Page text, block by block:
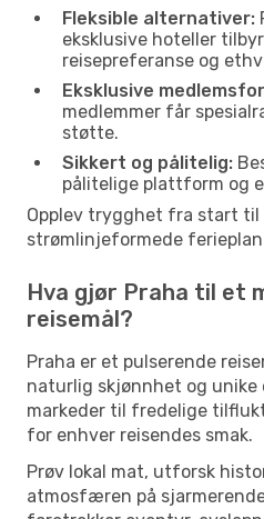
Fleksible alternativer:
eksklusive hoteller
reisepreferanse og
Eksklusive
medlemmer får
støtte.
Sikkert og pålitelig:
pålitelige plattform og
Opplev trygghet fra start til
strømlinjeformede
Hva gjør Praha til et
reisemål?
Praha er et pulserende
naturlig skjønnhet og unike
markeder til fredelige
for enhver reisendes smak.
Prøv lokal mat, utforsk
atmosfæren på